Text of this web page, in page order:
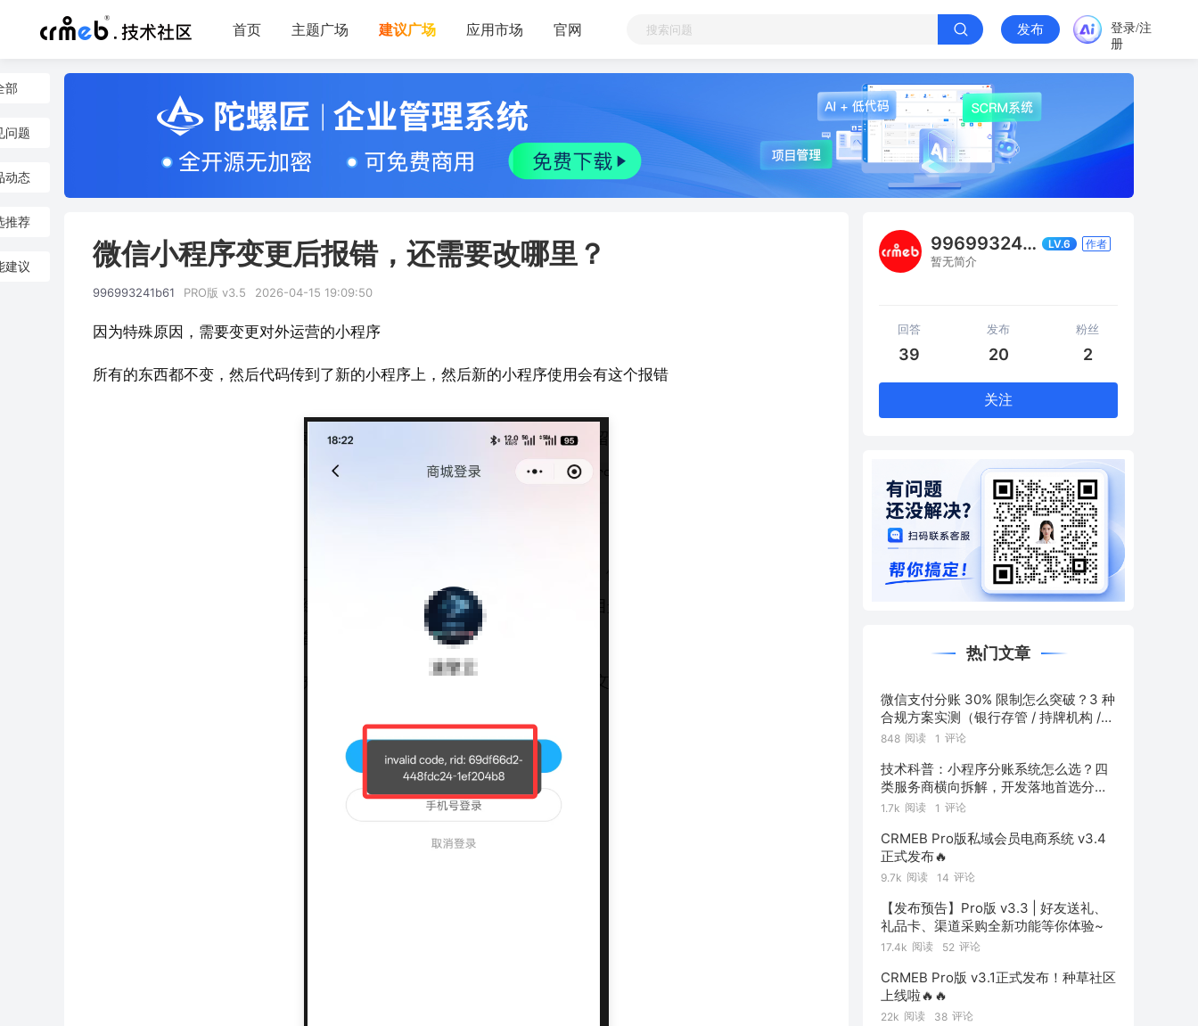
首页 主题广场 建议广场 应用市场 官网 发布
登录/注
册
部
问题
动态
推荐
建议 微信小程序变更后报错，还需要改哪里？
996993241b61 PRO版 v3.5 2026-04-15 19:09:50
因为特殊原因，需要变更对外运营的小程序
所有的东西都不变，然后代码传到了新的小程序上，然后新的小程序使用会有这个报错
996993241b61 LV.6 作者
暂无简介
回答
39
发布
20
粉丝
2
关注
热门文章
微信支付分账 30% 限制怎么突破？3 种
合规方案实测（银行存管 / 持牌机构 /
混合通道对比）
848 阅读 1 评论
技术科普：小程序分账系统怎么选？四
类服务商横向拆解，开发落地首选分账
链
1.7k 阅读 1 评论
CRMEB Pro版私域会员电商系统 v3.4
正式发布🔥
9.7k 阅读 14 评论
【发布预告】Pro版 v3.3 | 好友送礼、
礼品卡、渠道采购全新功能等你体验~
17.4k 阅读 52 评论
CRMEB Pro版 v3.1正式发布！种草社区
上线啦🔥🔥
22k 阅读 38 评论